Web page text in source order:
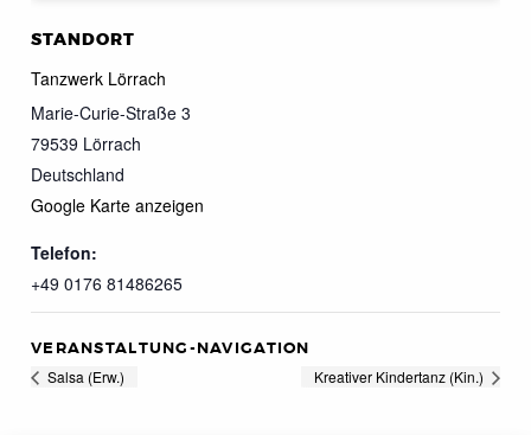
STANDORT
Tanzwerk Lörrach
Marie-Curie-Straße 3
79539 Lörrach
Deutschland
Google Karte anzeigen
Telefon:
+49 0176 81486265
VERANSTALTUNG-NAVIGATION
Salsa (Erw.) Kreativer Kindertanz (Kin.)